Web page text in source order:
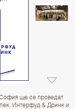
ще се проведат
Интерфуд & Дринк и